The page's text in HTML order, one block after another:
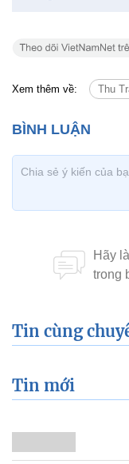
Xem thêm về: Thu
Tin cùng
Tin mới